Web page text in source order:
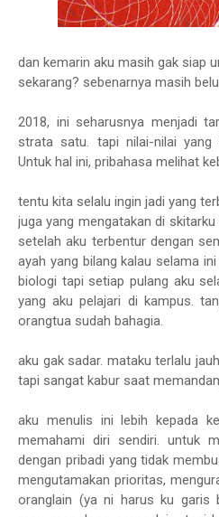
dan kemarin aku masih gak siap
sekarang? sebenarnya masih
2018, ini seharusnya menjadi
strata satu. tapi nilai-nilai yang
Untuk hal ini, pribahasa melihat
tentu kita selalu ingin jadi yang
juga yang mengatakan di
setelah aku terbentur dengan
ayah yang bilang kalau selama
biologi tapi setiap pulang aku
yang aku pelajari di kampus.
orangtua sudah bahagia.
aku gak sadar. mataku terlalu
tapi sangat kabur saat
aku menulis ini lebih kepada
memahami diri sendiri. untuk
dengan pribadi yang tidak
mengutamakan prioritas,
oranglain (ya ni harus ku garis